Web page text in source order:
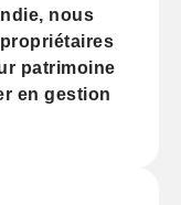
nous
patrimoine
en gestion